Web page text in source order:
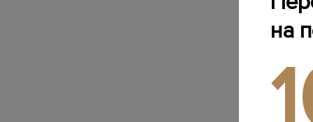
на